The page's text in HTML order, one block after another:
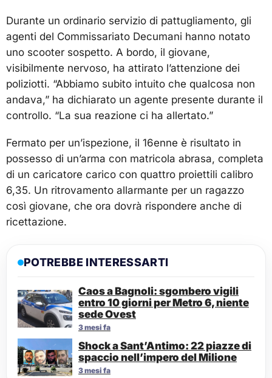
Durante un ordinario servizio di pattugliamento, gli
agenti del Commissariato Decumani hanno notato
uno scooter sospetto. A bordo, il giovane,
visibilmente nervoso, ha attirato l’attenzione dei
poliziotti. “Abbiamo subito intuito che qualcosa non
andava,” ha dichiarato un agente presente durante il
controllo. “La sua reazione ci ha allertato.”
Fermato per un’ispezione, il 16enne è risultato in
possesso di un’arma con matricola abrasa, completa
di un caricatore carico con quattro proiettili calibro
6,35. Un ritrovamento allarmante per un ragazzo
così giovane, che ora dovrà rispondere anche di
ricettazione.
POTREBBE INTERESSARTI
Caos a Bagnoli: sgombero vigili
entro 10 giorni per Metro 6, niente
sede Ovest
3 mesi fa
Shock a Sant’Antimo: 22 piazze di
spaccio nell’impero del Milione
3 mesi fa